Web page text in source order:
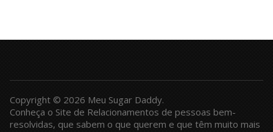
Copyright © 2026 Meu Sugar Daddy.
Conheça o Site de Relacionamentos de pessoas bem-
resolvidas, que sabem o que querem e que têm muito mais